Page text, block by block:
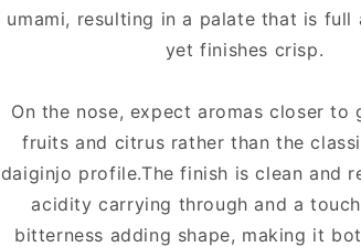
umami, resulting in a palate that is full
yet finishes crisp.
On the nose, expect aromas closer to
fruits and citrus rather than the
daiginjo profile.The finish is clean and
acidity carrying through and a
bitterness adding shape, making it